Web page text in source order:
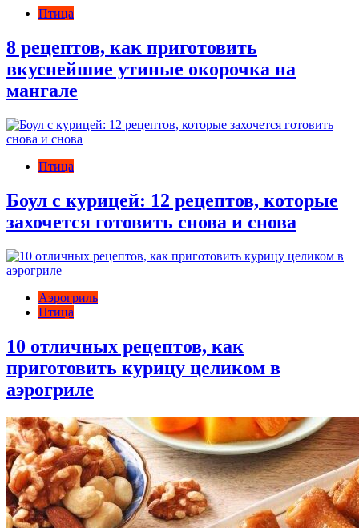
Птица
8 рецептов, как приготовить
вкуснейшие утиные окорочка на
мангале
Птица
Боул с курицей: 12 рецептов, которые
захочется готовить снова и снова
Аэрогриль
Птица
10 отличных рецептов, как
приготовить курицу целиком в
аэрогриле